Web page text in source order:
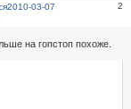
2
2010-03-07
на гопстоп похоже.